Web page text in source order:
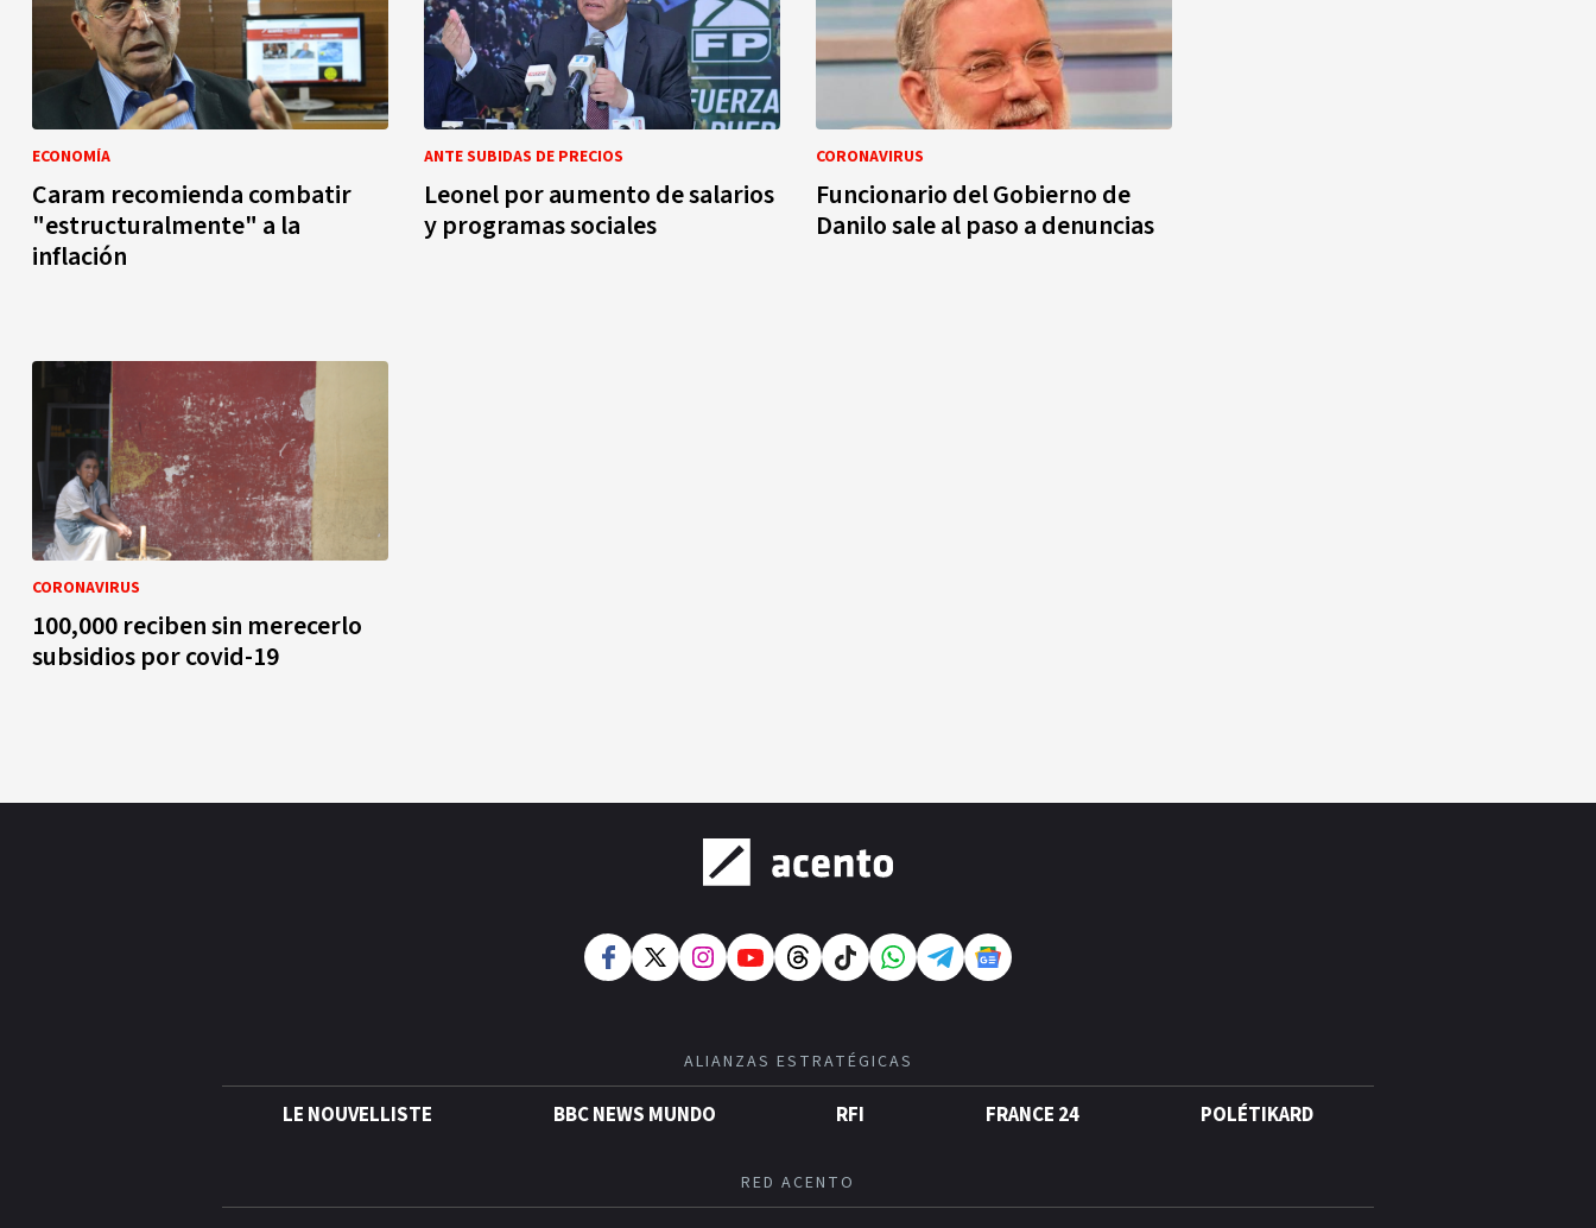
ECONOMÍA
Caram recomienda combatir
"estructuralmente" a la
inflación
ANTE SUBIDAS DE PRECIOS
Leonel por aumento de salarios
y programas sociales
CORONAVIRUS
Funcionario del Gobierno de
Danilo sale al paso a denuncias
CORONAVIRUS
100,000 reciben sin merecerlo
subsidios por covid-19
ALIANZAS ESTRATÉGICAS
LE NOUVELLISTE BBC NEWS MUNDO RFI FRANCE 24 POLÉTIKARD
RED ACENTO